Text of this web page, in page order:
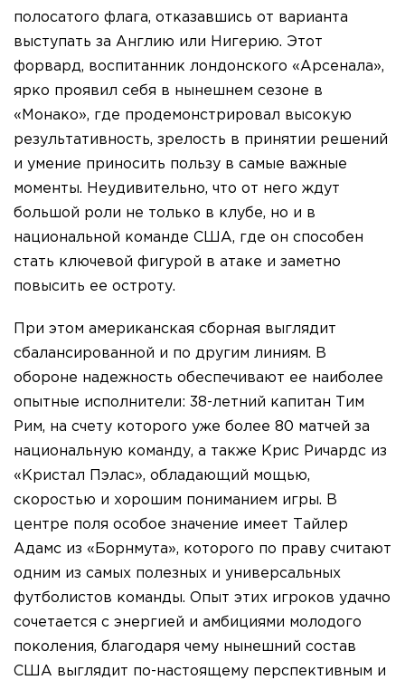
полосатого флага, отказавшись от варианта
выступать за Англию или Нигерию. Этот
форвард, воспитанник лондонского «Арсенала»,
ярко проявил себя в нынешнем сезоне в
«Монако», где продемонстрировал высокую
результативность, зрелость в принятии решений
и умение приносить пользу в самые важные
моменты. Неудивительно, что от него ждут
большой роли не только в клубе, но и в
национальной команде США, где он способен
стать ключевой фигурой в атаке и заметно
повысить ее остроту.
При этом американская сборная выглядит
сбалансированной и по другим линиям. В
обороне надежность обеспечивают ее наиболее
опытные исполнители: 38-летний капитан Тим
Рим, на счету которого уже более 80 матчей за
национальную команду, а также Крис Ричардс из
«Кристал Пэлас», обладающий мощью,
скоростью и хорошим пониманием игры. В
центре поля особое значение имеет Тайлер
Адамс из «Борнмута», которого по праву считают
одним из самых полезных и универсальных
футболистов команды. Опыт этих игроков удачно
сочетается с энергией и амбициями молодого
поколения, благодаря чему нынешний состав
США выглядит по-настоящему перспективным и